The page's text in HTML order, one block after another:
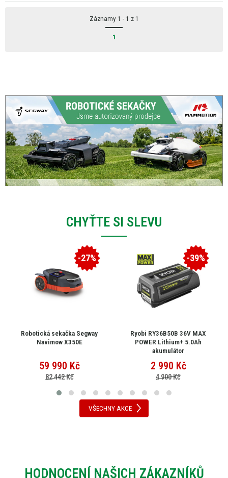
Záznamy 1 - 1 z 1
1
CHYŤTE SI SLEVU
-27%
Robotická sekačka Segway
Navimow X350E
59 990 Kč
82 442 Kč
-39%
Ryobi RY36B50B 36V MAX
POWER Lithium+ 5.0Ah
akumulátor
2 990 Kč
4 900 Kč
VŠECHNY AKCE
HODNOCENÍ NAŠICH ZÁKAZNÍKŮ